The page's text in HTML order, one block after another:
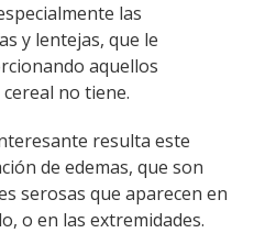
las
y lentejas, que le
aquellos
no tiene.
resulta este
de edemas, que son
serosas que aparecen en
o en las extremidades.